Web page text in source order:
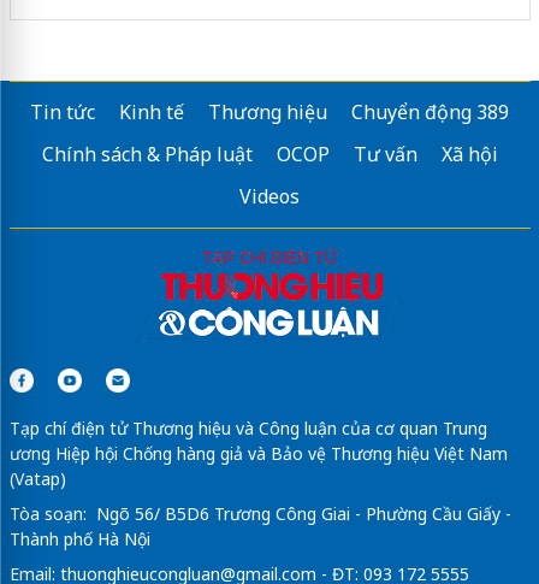
Tin tức Kinh tế Thương hiệu
Chuyển động 389
Chính sách & Pháp luật
OCOP Tư vấn
Xã hội
Videos
Tạp chí điện tử Thương hiệu và Công luận của cơ quan Trung
ương Hiệp hội Chống hàng giả và Bảo vệ Thương hiệu Việt Nam
(Vatap)
Tòa soạn: Ngõ 56/ B5D6 Trương Công Giai - Phường Cầu Giấy -
Thành phố Hà Nội
Email: thuonghieucongluan@gmail.com - ĐT: 093 172 5555